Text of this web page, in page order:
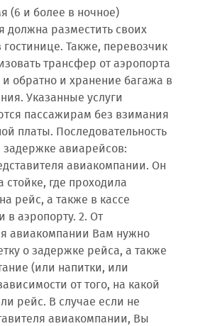
(6 и более в ночное)
должна разместить своих
Также, перевозчик
трансфер от аэропорта
обратно и хранение багажа в
Указанные услуги
пассажирам без взимания
платы. Последовательность
авиарейсов:
авиакомпании. Он
стойке, где проходила
рейс, а также в кассе
в аэропорту. 2. От
авиакомпании Вам нужно
о задержке рейса, а также
(или напитки, или
от того, на какой
рейс. В случае если не
авиакомпании, Вы